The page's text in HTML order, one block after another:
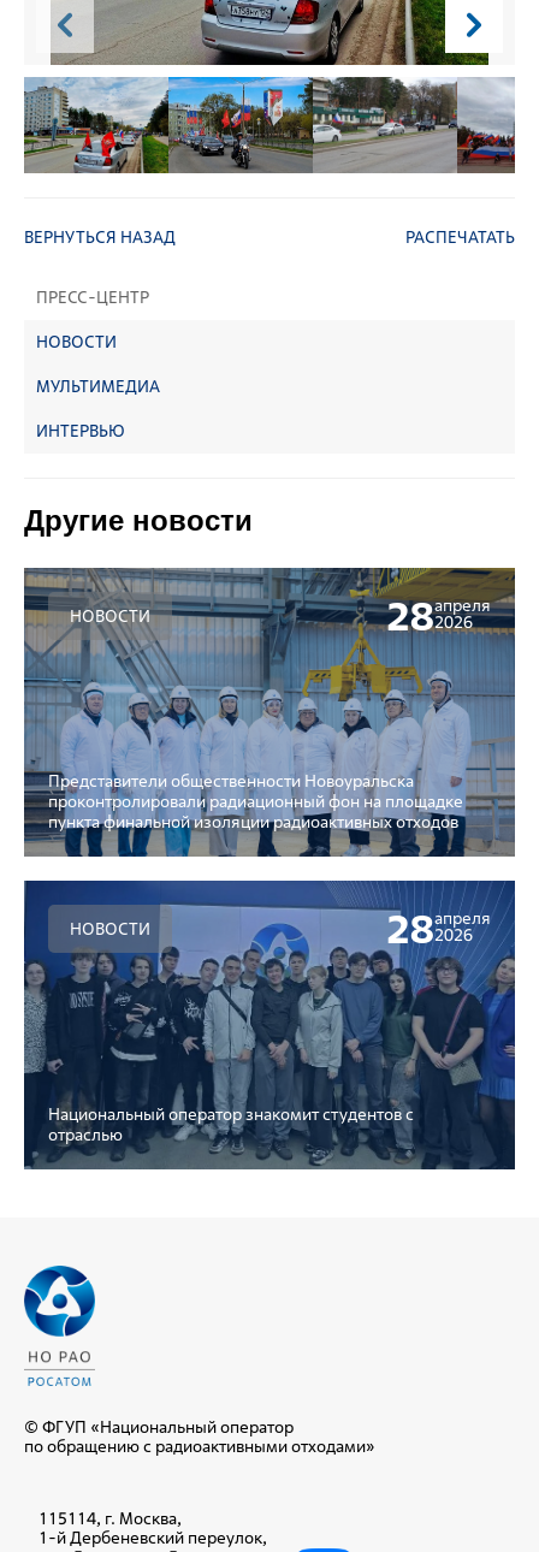
ПРЕСС-ЦЕНТР
НОВОСТИ
МУЛЬТИМЕДИА
ИНТЕРВЬЮ
ВЕРНУТЬСЯ НАЗАД РАСПЕЧАТАТЬ
Другие новости
НОВОСТИ 28апреля
2026
Представители общественности Новоуральска
проконтролировали радиационный фон на площадке
пункта финальной изоляции радиоактивных отходов
НОВОСТИ 28апреля
2026
Национальный оператор знакомит студентов с
отраслью
© ФГУП «Национальный оператор
по обращению с радиоактивными отходами»
115114, г. Москва,
1-й Дербеневский переулок,